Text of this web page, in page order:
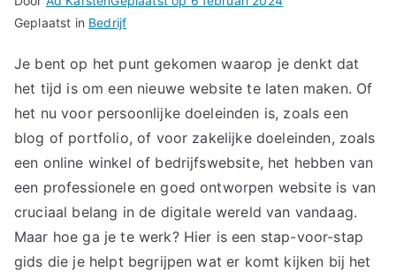
Geplaatst in Bedrijf
Je bent op het punt gekomen waarop je denkt dat
het tijd is om een nieuwe website te laten maken. Of
het nu voor persoonlijke doeleinden is, zoals een
blog of portfolio, of voor zakelijke doeleinden, zoals
een online winkel of bedrijfswebsite, het hebben van
een professionele en goed ontworpen website is van
cruciaal belang in de digitale wereld van vandaag.
Maar hoe ga je te werk? Hier is een stap-voor-stap
gids die je helpt begrijpen wat er komt kijken bij het